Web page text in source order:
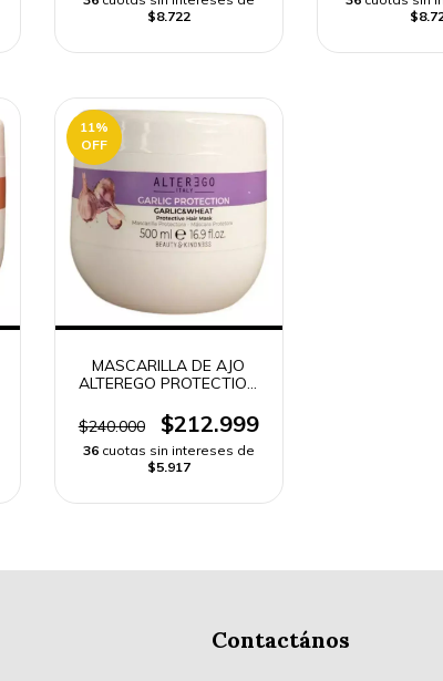
$8.722
11%
OFF
MASCARILLA DE AJO
ALTEREGO PROTECTION
CAPILAR y ENVÍO RÁPIDO
COLOMBIA -
$240.000 $212.999
36 cuotas sin intereses de
$5.917
Contactános